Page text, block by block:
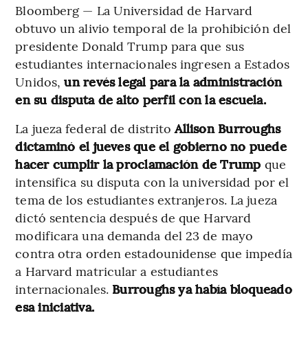
Bloomberg — La Universidad de Harvard
obtuvo un alivio temporal de la prohibición del
presidente Donald Trump para que sus
estudiantes internacionales ingresen a Estados
Unidos, un revés legal para la administración
en su disputa de alto perfil con la escuela.
La jueza federal de distritoAllison Burroughs
dictaminó el jueves que el gobierno no puede
hacer cumplir la proclamación de Trump que
intensifica su disputa con la universidad por el
tema de los estudiantes extranjeros. La jueza
dictó sentencia después de que Harvard
modificara una demanda del 23 de mayo
contra otra orden estadounidense que impedía
a Harvard matricular a estudiantes
internacionales. Burroughs ya había bloqueado
esa iniciativa.